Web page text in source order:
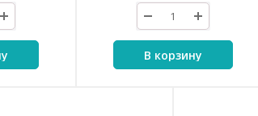
В корзину